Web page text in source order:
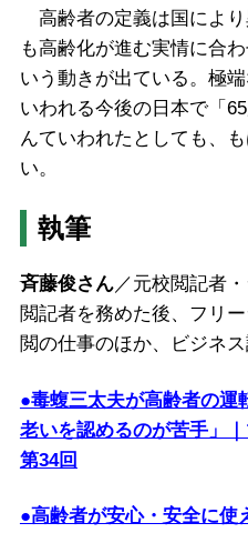
高齢者の定義は国によ
も高齢化が進む実情に合
いう動きが出ている。極
いわれる今後の日本で「
んていわれたとしても、
い。
執筆
斉藤俊さん／元校閲記者
閲記者を務めた後、フリ
閲の仕事のほか、ビジネ
●毒蝮三太夫が高齢者の運
老いを認めるのが苦手」
第34回
●高齢者が安心・安全に使